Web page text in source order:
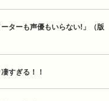
ターも声優もいらない!」（版
すぎる！！